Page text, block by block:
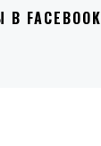
FACEBOOK